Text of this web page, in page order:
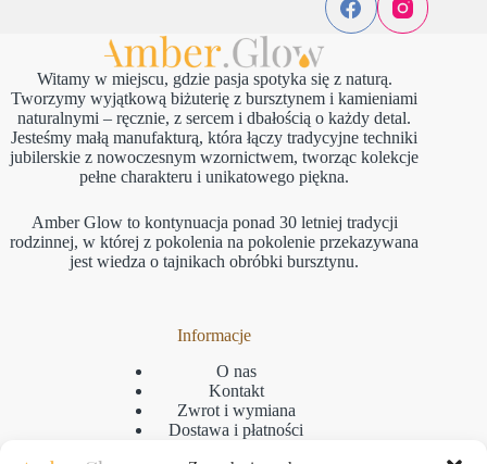
Witamy w miejscu, gdzie pasja spotyka się z naturą.
Tworzymy wyjątkową biżuterię z bursztynem i kamieniami
naturalnymi – ręcznie, z sercem i dbałością o każdy detal.
Jesteśmy małą manufakturą, która łączy tradycyjne techniki
jubilerskie z nowoczesnym wzornictwem, tworząc kolekcje
pełne charakteru i unikatowego piękna.
Amber Glow to kontynuacja ponad 30 letniej tradycji
rodzinnej, w której z pokolenia na pokolenie przekazywana
jest wiedza o tajnikach obróbki bursztynu.
Informacje
O nas
Kontakt
Zwrot i wymiana
Dostawa i płatności